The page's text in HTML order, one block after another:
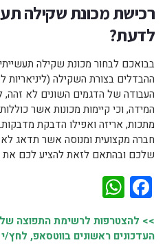
רכישת מכונת שקילה
לדעת?
בבואכם לבחור מכונת שקילה
ההבדלים בצורת השקילה (ליניאריות
העבודה של הדגמים השונים לא זהה,
המידה, וכי קיימות מכונות אשר כוללות
מתכות, אריזה ואפילו הדבקת
חברה מקצועית ומנוסה אשר תדאג
שלכם ובהתאם לזאת להציע לכם את
Facebook
>> להצטרפות לרשימת התפוצה של
העדכונים ראשונים בווטסאפ, לחץ/